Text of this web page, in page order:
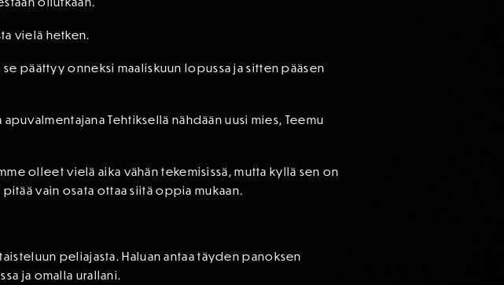
vielä hetken.
päättyy onneksi maaliskuun lopussa ja sitten pääsen
Tehtiksellä nähdään uusi mies, Teemu
olleet vielä aika vähän tekemisissä, mutta kyllä sen on
vain osata ottaa siitä oppia mukaan.
peliajasta. Haluan antaa täyden panoksen
ja omalla urallani.